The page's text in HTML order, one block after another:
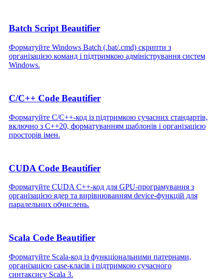
Batch Script Beautifier
Форматуйте Windows Batch (.bat/.cmd) скрипти з
організацією команд і підтримкою адміністрування систем
Windows.
C/C++ Code Beautifier
Форматуйте C/C++‑код із підтримкою сучасних стандартів,
включно з C++20, форматуванням шаблонів і організацією
просторів імен.
CUDA Code Beautifier
Форматуйте CUDA C++‑код для GPU‑програмування з
організацією ядер та вирівнюванням device‑функцій для
паралельних обчислень.
Scala Code Beautifier
Форматуйте Scala‑код із функціональними патернами,
організацією case‑класів і підтримкою сучасного
синтаксису Scala 3.